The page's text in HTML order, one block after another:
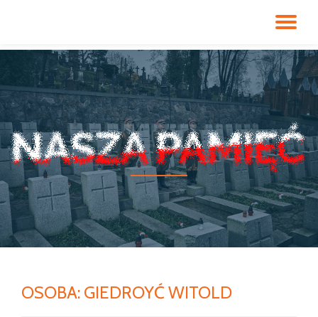
do
OSOBA: GIEDROYĆ WITOLD